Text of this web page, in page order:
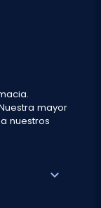
mayor
nuestros
expand_more